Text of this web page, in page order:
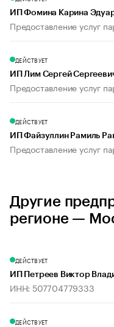
ИП Фомина Карина
Предоставление услуг
ДЕЙСТВУЕТ
ИП Лим Сергей
Предоставление услуг
ДЕЙСТВУЕТ
ИП Файзуллин Рамиль
Предоставление услуг
Другие
регионе —
ДЕЙСТВУЕТ
ИП Петреев Виктор
ИНН: 507704779333
ДЕЙСТВУЕТ